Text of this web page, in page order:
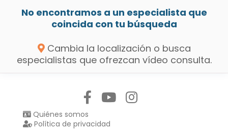
No encontramos a un especialista que
coincida con tu búsqueda
Cambia la localización o busca
especialistas que ofrezcan vídeo consulta.
Quiénes somos
Política de privacidad